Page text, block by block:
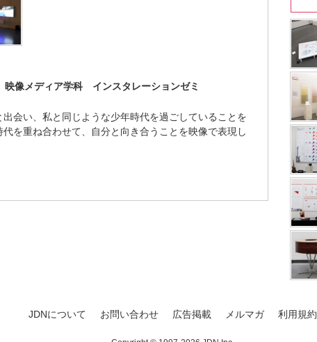
像メディア学科 インスタレーションゼミ
会い、私と同じような少年時代を過ごしていることを
を重ね合わせて、自分と向き合うことを映像で表現し
JDNについて お問い合わせ 広告掲載 メルマガ 利用規約